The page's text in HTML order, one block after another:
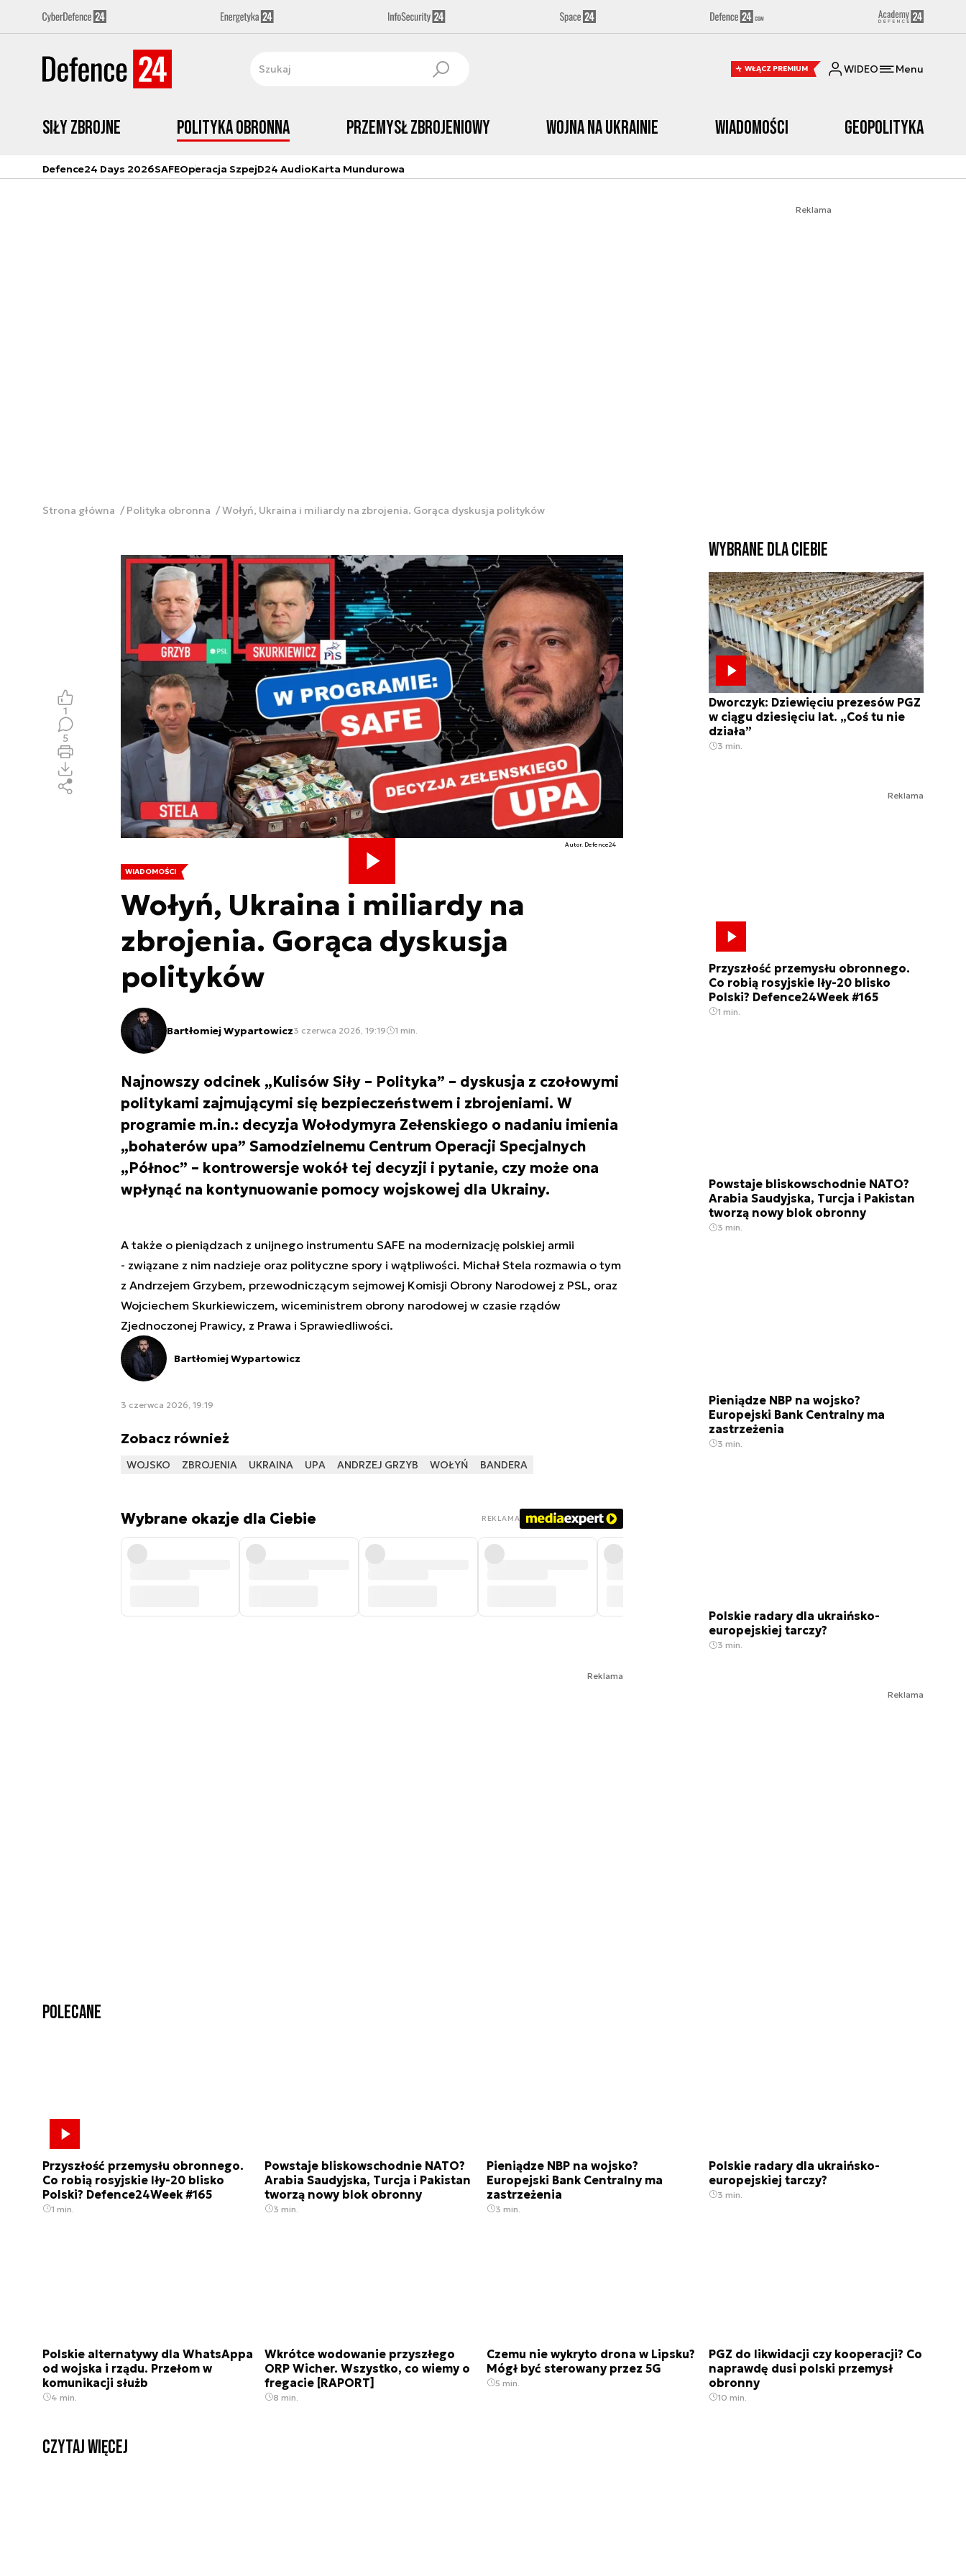
WŁĄCZ PREMIUM WIDEO Menu
Siły zbrojne Polityka obronna Przemysł Zbrojeniowy Wojna na Ukrainie Wiadomości Geopolityka
Defence24 Days 2026SAFEOperacja SzpejD24 AudioKarta Mundurowa
Reklama
Strona główna Polityka obronna Wołyń, Ukraina i miliardy na zbrojenia. Gorąca dyskusja polityków
WIADOMOŚCI
Wołyń, Ukraina i miliardy na
zbrojenia. Gorąca dyskusja
polityków
Bartłomiej Wypartowicz3 czerwca 2026, 19:19 1 min.
Autor. Defence24
Najnowszy odcinek „Kulisów Siły – Polityka” – dyskusja z czołowymi
politykami zajmującymi się bezpieczeństwem i zbrojeniami. W
programie m.in.: decyzja Wołodymyra Zełenskiego o nadaniu imienia
„bohaterów upa” Samodzielnemu Centrum Operacji Specjalnych
„Północ” – kontrowersje wokół tej decyzji i pytanie, czy może ona
wpłynąć na kontynuowanie pomocy wojskowej dla Ukrainy.
1
5
A także o pieniądzach z unijnego instrumentu SAFE na modernizację polskiej armii
- związane z nim nadzieje oraz polityczne spory i wątpliwości. Michał Stela rozmawia o tym
z Andrzejem Grzybem, przewodniczącym sejmowej Komisji Obrony Narodowej z PSL, oraz
Wojciechem Skurkiewiczem, wiceministrem obrony narodowej w czasie rządów
Zjednoczonej Prawicy, z Prawa i Sprawiedliwości.
Bartłomiej Wypartowicz
3 czerwca 2026, 19:19
Zobacz również
WOJSKO ZBROJENIA UKRAINA UPA ANDRZEJ GRZYB WOŁYŃ BANDERA
Wybrane okazje dla Ciebie REKLAMA
Reklama
Wybrane dla Ciebie
Dworczyk: Dziewięciu prezesów PGZ
w ciągu dziesięciu lat. „Coś tu nie
działa”
3 min.
Reklama
Przyszłość przemysłu obronnego.
Co robią rosyjskie Iły-20 blisko
Polski? Defence24Week #165
1 min.
Powstaje bliskowschodnie NATO?
Arabia Saudyjska, Turcja i Pakistan
tworzą nowy blok obronny
3 min.
Pieniądze NBP na wojsko?
Europejski Bank Centralny ma
zastrzeżenia
3 min.
Polskie radary dla ukraińsko-
europejskiej tarczy?
3 min.
Reklama
Polecane
Przyszłość przemysłu obronnego.
Co robią rosyjskie Iły-20 blisko
Polski? Defence24Week #165
1 min.
Powstaje bliskowschodnie NATO?
Arabia Saudyjska, Turcja i Pakistan
tworzą nowy blok obronny
3 min.
Pieniądze NBP na wojsko?
Europejski Bank Centralny ma
zastrzeżenia
3 min.
Polskie radary dla ukraińsko-
europejskiej tarczy?
3 min.
Polskie alternatywy dla WhatsAppa
od wojska i rządu. Przełom w
komunikacji służb
4 min.
Wkrótce wodowanie przyszłego
ORP Wicher. Wszystko, co wiemy o
fregacie [RAPORT]
8 min.
Czemu nie wykryto drona w Lipsku?
Mógł być sterowany przez 5G
5 min.
PGZ do likwidacji czy kooperacji? Co
naprawdę dusi polski przemysł
obronny
10 min.
czytaj więcej